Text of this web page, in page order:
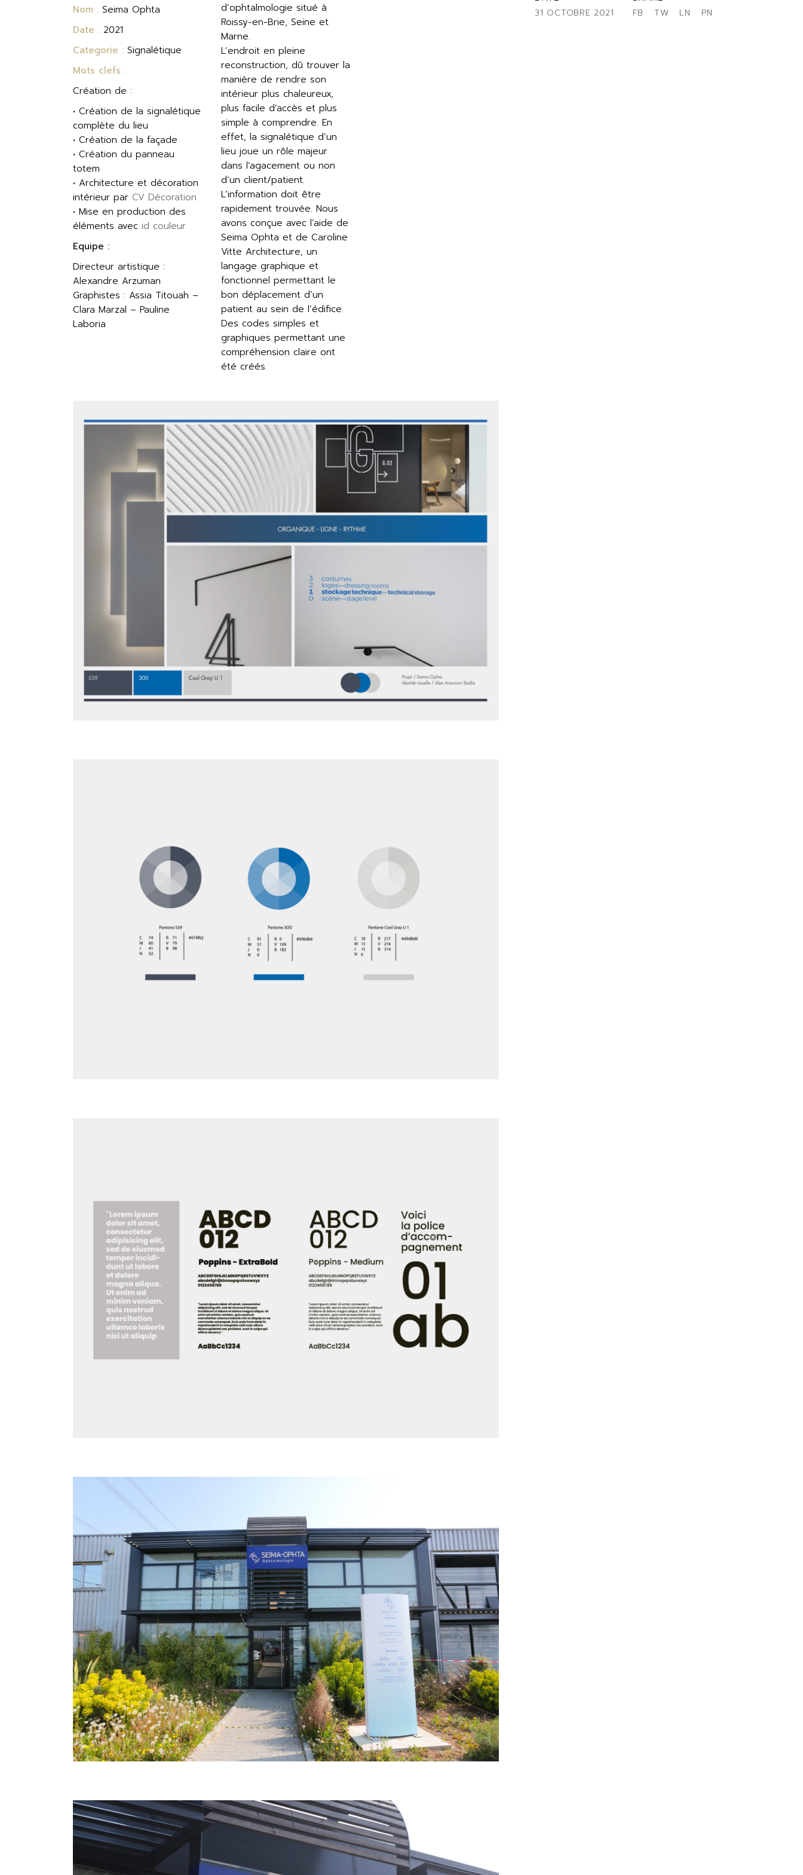
Nom : Seima Ophta
Date : 2021
Categorie : Signalétique
Mots clefs :
Création de :
• Création de la signalétique
complète du lieu
• Création de la façade
• Création du panneau
totem
• Architecture et décoration
intérieur par CV Décoration
• Mise en production des
éléments avec id couleur
Equipe :
Directeur artistique :
Alexandre Arzuman
Graphistes : Assia Titouah –
Clara Marzal – Pauline
Laboria
d’ophtalmologie situé à
Roissy-en-Brie, Seine et
Marne.
L’endroit en pleine
reconstruction, dû trouver la
manière de rendre son
intérieur plus chaleureux,
plus facile d’accès et plus
simple à comprendre. En
effet, la signalétique d’un
lieu joue un rôle majeur
dans l’agacement ou non
d’un client/patient.
L’information doit être
rapidement trouvée. Nous
avons conçue avec l’aide de
Seima Ophta et de Caroline
Vitte Architecture, un
langage graphique et
fonctionnel permettant le
bon déplacement d’un
patient au sein de l’édifice.
Des codes simples et
graphiques permettant une
compréhension claire ont
été créés.
31 OCTOBRE 2021 FB TW LN PN